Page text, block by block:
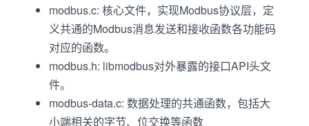
modbus.c: 核心文件，实现Modbus协议层，定
义共通的Modbus消息发送和接收函数各功能码
对应的函数。
modbus.h: libmodbus对外暴露的接口API头文
件。
modbus-data.c: 数据处理的共通函数，包括大
小端相关的字节、位交换等函数